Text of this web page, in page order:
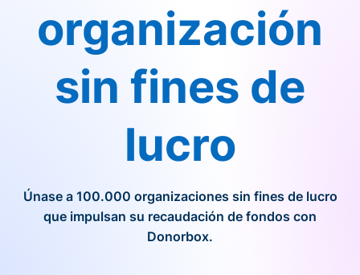
organización
sin fines de
lucro
Únase a 100.000 organizaciones sin fines de lucro
que impulsan su recaudación de fondos con
Donorbox.